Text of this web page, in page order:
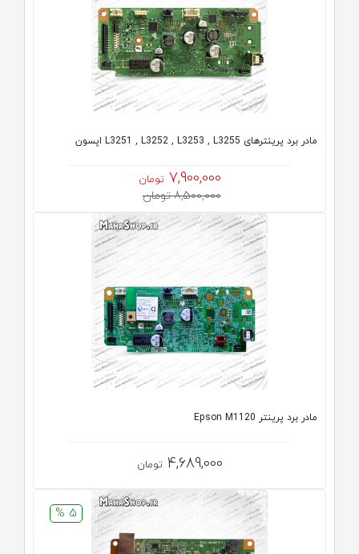
مادر برد پرینترهای L3251 , L3252 , L3253 , L3255 اپسون
7,900,000 تومان
8,500,000 تومان
مادر برد پرینتر Epson M1120
4,689,000 تومان
5 %